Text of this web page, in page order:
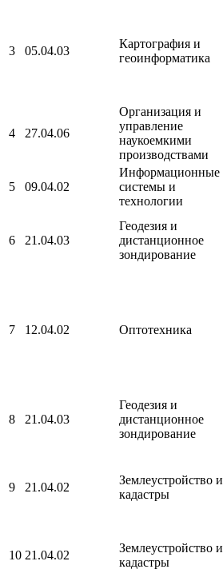
3 05.04.03
Картография и
геоинформатика
4 27.04.06
Организация и
управление
наукоемкими
производствами
5 09.04.02
Информационные
системы и
технологии
6 21.04.03
Геодезия и
дистанционное
зондирование
7 12.04.02 Оптотехника
8 21.04.03
Геодезия и
дистанционное
зондирование
9 21.04.02
Землеустройство и
кадастры
10 21.04.02
Землеустройство и
кадастры